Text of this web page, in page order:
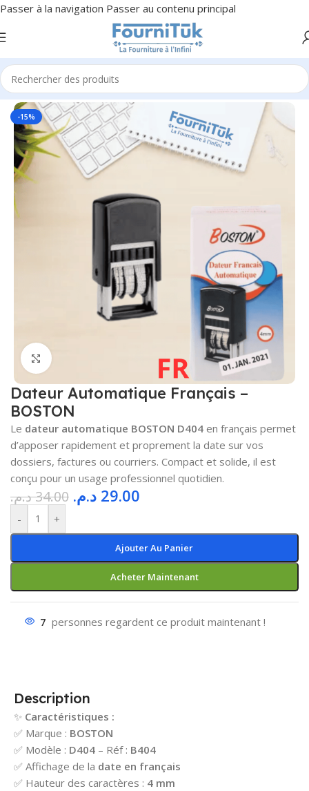
Passer à la navigation Passer au contenu principal
Accueil/Fourniture de Bureau/Petite Fourniture
-15%
Cliquez pour agrandir
Dateur Automatique Français –
BOSTON
Le dateur automatique BOSTON D404 en français permet
d’apposer rapidement et proprement la date sur vos
dossiers, factures ou courriers. Compact et solide, il est
conçu pour un usage professionnel quotidien.
34.00د.م. 29.00 د.م.
- +
Ajouter Au Panier
Acheter Maintenant
7 personnes regardent ce produit maintenant !
Description
✨ Caractéristiques :
✅ Marque : BOSTON
✅ Modèle : D404 – Réf : B404
✅ Affichage de la date en français
✅ Hauteur des caractères : 4 mm